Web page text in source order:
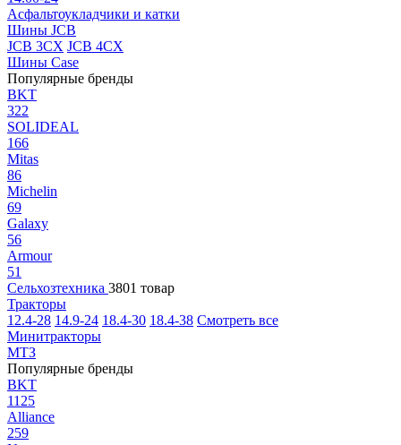
Асфальтоукладчики и катки
Шины JCB
JCB 3CX JCB 4CX
Шины Case
Популярные бренды
BKT
322
SOLIDEAL
166
Mitas
86
Michelin
69
Galaxy
56
Armour
51
Сельхозтехника 3801 товар
Тракторы
12.4-28 14.9-24 18.4-30 18.4-38 Смотреть все
Минитракторы
МТЗ
Популярные бренды
BKT
1125
Alliance
259